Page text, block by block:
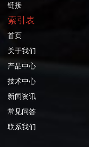
链接
索引表
首页
关于我们
产品中心
技术中心
新闻资讯
常见问答
联系我们